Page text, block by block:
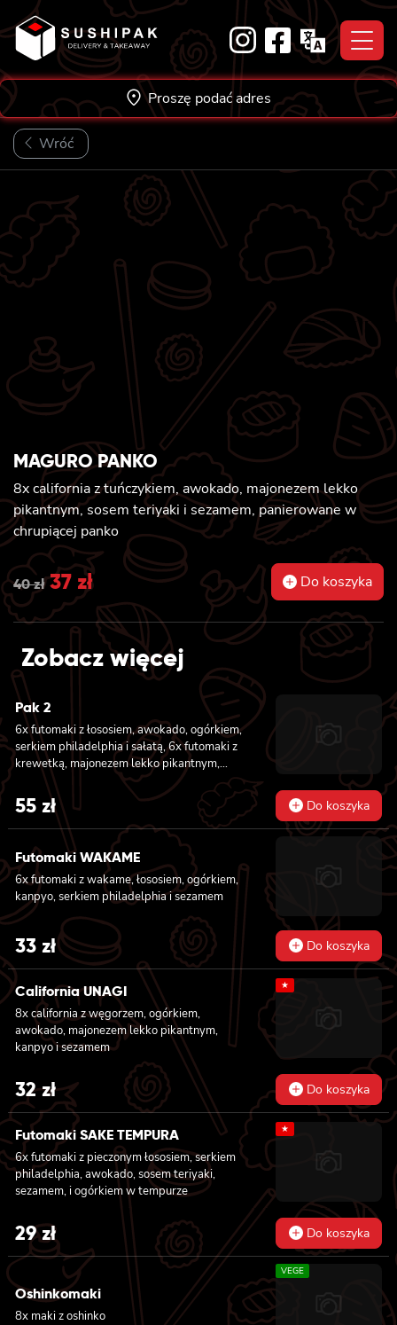
to
content
Proszę podać adres
Wróć
MAGURO PANKO
8x california z tuńczykiem, awokado, majonezem lekko
pikantnym, sosem teriyaki i sezamem, panierowane w
chrupiącej panko
40zł Original
price
was:
37 złCurrent
price
is:
37 zł.
Do koszyka
Zobacz więcej
Pak 2
6x futomaki z łososiem, awokado, ogórkiem,
serkiem philadelphia i sałatą, 6x futomaki z
krewetką, majonezem lekko pikantnym,
ogórkiem i sałatą
55 zł Do koszyka
Futomaki WAKAME
6x futomaki z wakame, łososiem, ogórkiem,
kanpyo, serkiem philadelphia i sezamem
33 zł Do koszyka
California UNAGI
8x california z węgorzem, ogórkiem,
awokado, majonezem lekko pikantnym,
kanpyo i sezamem
★
32zł Do koszyka
Futomaki SAKE TEMPURA
6x futomaki z pieczonym łososiem, serkiem
philadelphia, awokado, sosem teriyaki,
sezamem, i ogórkiem w tempurze
★
29zł Do koszyka
Oshinkomaki
8x maki z oshinko
VEGE